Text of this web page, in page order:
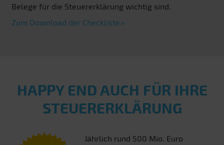
Belege für die Steuererklärung wichtig sind.
Zum Download der Checkliste
HAPPY END AUCH FÜR IHRE
STEUERERKLÄRUNG
Jährlich rund 500 Mio. Euro